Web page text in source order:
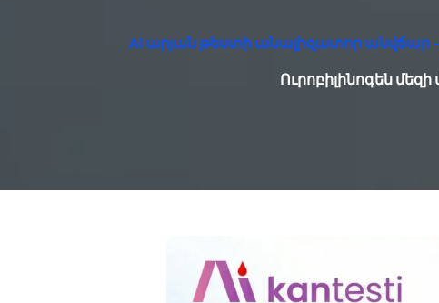
AI արյան թեստի անալիզատոր անվճար
Ուրոբիլինոգեն